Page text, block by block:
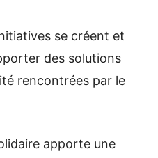
se créent et
des solutions
rencontrées par le
apporte une